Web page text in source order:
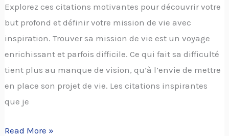
Explorez ces citations motivantes pour découvrir votre
but profond et définir votre mission de vie avec
inspiration. Trouver sa mission de vie est un voyage
enrichissant et parfois difficile. Ce qui fait sa difficulté
tient plus au manque de vision, qu’à l’envie de mettre
en place son projet de vie. Les citations inspirantes
que je
Read More »